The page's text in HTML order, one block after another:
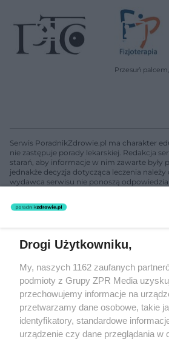
Serwis PoradnikZdrowie.pl ma charakter
nie zastępuje porady lekarskiej. Redakcja
starań, aby informacje w nim zawarte były
jednakże decyzja dotycząca leczenia należy
wydawca serwisu nie ponoszą
świadczeń zdrowotnych w rozumieniu art. 3
rozpowszechniany lub dalej
(w tym także elektroniczny lub
eksploatacji w jakiejkolwiek formie,
Internecie bez pisemnej zgody właściciela
lub wykorzystanie utworów w całości lub w
prawa, tzn. bez właściwej zgody, jest
może być ścigane prawnie.
Drogi Użytkowniku,
My, naszych 1162 zaufanych
podmioty z Grupy ZPR Media
przechowujemy informacje na
przetwarzamy dane osobowe, takie
identyfikatory, standardowe
urządzenie czy dane przeglądania w